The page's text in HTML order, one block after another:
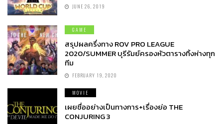
JUNE 26, 2019
GAME
สรุปผลครึ่งทาง ROV PRO LEAGUE
2020/SUMMER บุรีรัมย์ครองหัวตารางทิ้งห่างทุก
ทีม
FEBRUARY 19, 2020
MOVIE
เผยชื่ออย่างเป็นทางการ+เรื่องย่อ THE
CONJURING 3